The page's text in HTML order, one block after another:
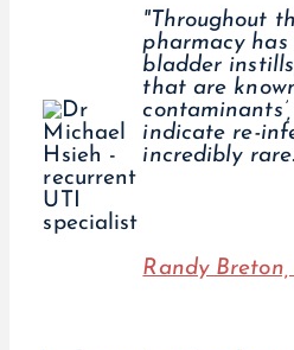
"Throughout
pharmacy
bladder
that are
indicate re-
incredibly
Randy Breton,